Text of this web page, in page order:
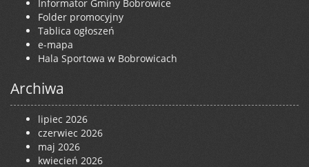
Informator Gminy Bobrowice
Folder promocyjny
Tablica ogłoszeń
e-mapa
Hala Sportowa w Bobrowicach
Archiwa
lipiec 2026
czerwiec 2026
maj 2026
kwiecień 2026